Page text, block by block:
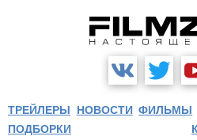
ТРЕЙЛЕРЫ НОВОСТИ ФИЛЬМЫ
ПОДБОРКИ